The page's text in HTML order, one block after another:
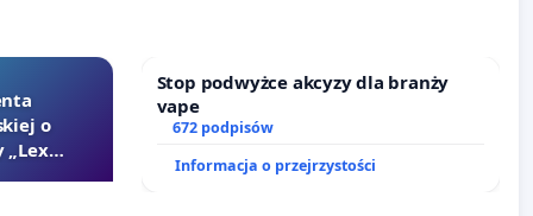
o
„Lex
Stop podwyżce akcyzy dla branży
vape
672 podpisów
Informacja o przejrzystości